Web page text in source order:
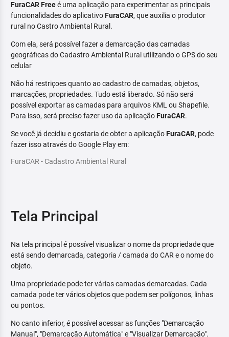
FuraCAR Freeé uma aplicação para experimentar as principais
funcionalidades do aplicativoFuraCAR, que auxilia o produtor
rural no Castro Ambiental Rural.
Com ela, será possível fazer a demarcação das camadas
geográficas do Cadastro Ambiental Rural utilizando o GPS do seu
celular
Não há restriçoes quanto ao cadastro de camadas, objetos,
marcações, propriedades. Tudo está liberado. Só não será
possível exportar as camadas para arquivos KML ou Shapefile.
Para isso, será preciso fazer uso da aplicaçãoFuraCAR.
Se você já decidiu e gostaria de obter a aplicaçãoFuraCAR, pode
fazer isso através do Google Play em:
FuraCAR - Cadastro Ambiental Rural
Tela Principal
Na tela principal é possível visualizar o nome da propriedade que
está sendo demarcada, categoria / camada do CAR e o nome do
objeto.
Uma propriedade pode ter várias camadas demarcadas. Cada
camada pode ter vários objetos que podem ser polígonos, linhas
ou pontos.
No canto inferior, é possível acessar as funções "Demarcação
Manual", "Demarcação Automática" e "Visualizar Demarcação".